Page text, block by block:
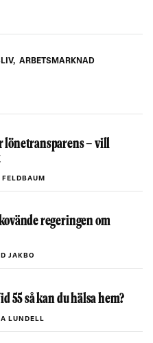
, ARBETSMARKNAD
lönetransparens – vill
regeringen om
JAKBO
55 så kan du hälsa hem?
LUNDELL